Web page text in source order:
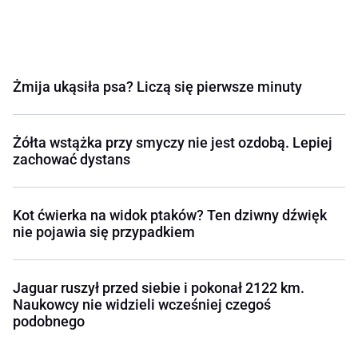
Żmija ukąsiła psa? Liczą się pierwsze minuty
Żółta wstążka przy smyczy nie jest ozdobą. Lepiej
zachować dystans
Kot ćwierka na widok ptaków? Ten dziwny dźwięk
nie pojawia się przypadkiem
Jaguar ruszył przed siebie i pokonał 2122 km.
Naukowcy nie widzieli wcześniej czegoś
podobnego